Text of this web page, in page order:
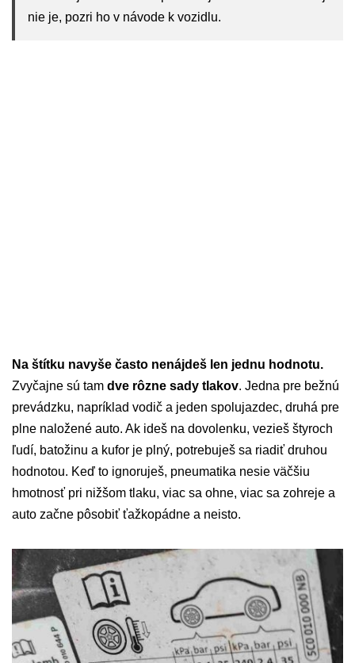
nie je, pozri ho v návode k vozidlu.
Na štítku navyše často nenájdeš len jednu hodnotu.
Zvyčajne sú tam dve rôzne sady tlakov. Jedna pre bežnú
prevádzku, napríklad vodič a jeden spolujazdec, druhá pre
plne naložené auto. Ak ideš na dovolenku, vezieš štyroch
ľudí, batožinu a kufor je plný, potrebuješ sa riadiť druhou
hodnotou. Keď to ignoruješ, pneumatika nesie väčšiu
hmotnosť pri nižšom tlaku, viac sa ohne, viac sa zohreje a
auto začne pôsobiť ťažkopádne a neisto.